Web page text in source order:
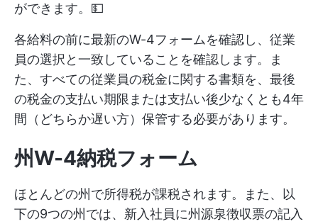
ができます。💵
各給料の前に最新のW-4フォームを確認し、従業
員の選択と一致していることを確認します。ま
た、すべての従業員の税金に関する書類を、最後
の税金の支払い期限または支払い後少なくとも4年
間（どちらか遅い方）保管する必要があります。
州W-4納税フォーム
ほとんどの州で所得税が課税されます。また、以
下の9つの州では、新入社員に州源泉徴収票の記入